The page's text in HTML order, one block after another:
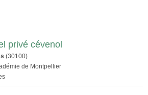
privé cévenol
(30100)
de Montpellier